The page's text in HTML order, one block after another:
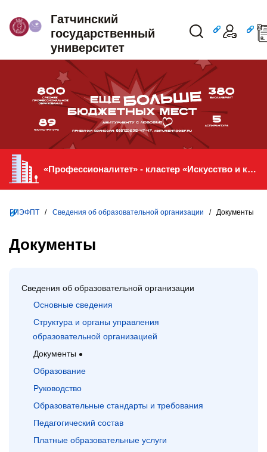
Гатчинский
государственный
университет
«Профессионалитет» - кластер «Искусство и креативная индустрия» в ГИЭФПТ
ГИЭФПТ / Сведения об образовательной организации / Документы
Документы
Сведения об образовательной организации
Основные сведения
Структура и органы управления
образовательной организацией
Документы
Образование
Руководство
Образовательные стандарты и требования
Педагогический состав
Платные образовательные услуги